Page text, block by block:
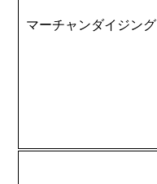
マーチャンダイジング